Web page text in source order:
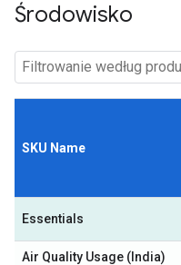
Środowisko
SKU Name
Essentials
Air Quality Usage (India)